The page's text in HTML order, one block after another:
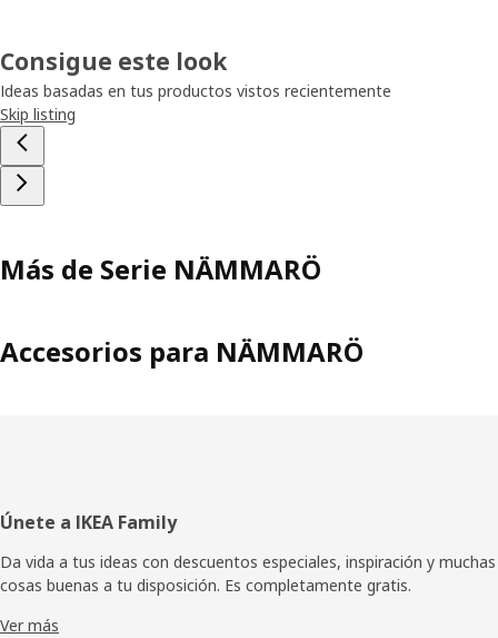
Consigue este look
Ideas basadas en tus productos vistos recientemente
Skip listing
Más de Serie NÄMMARÖ
Accesorios para NÄMMARÖ
Pie
de
página
Únete a IKEA Family
Da vida a tus ideas con descuentos especiales, inspiración y muchas
cosas buenas a tu disposición. Es completamente gratis.
Ver más